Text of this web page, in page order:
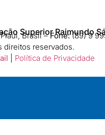
Superior Raimundo
Brasil –Fone:(89) 9
direitos reservados.
Política de Privacidade